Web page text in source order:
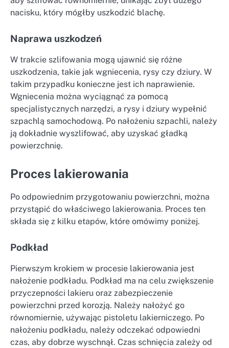
nacisku, który mógłby uszkodzić blachę.
Naprawa uszkodzeń
W trakcie szlifowania mogą ujawnić się różne
uszkodzenia, takie jak wgniecenia, rysy czy dziury. W
takim przypadku konieczne jest ich naprawienie.
Wgniecenia można wyciągnąć za pomocą
specjalistycznych narzędzi, a rysy i dziury wypełnić
szpachlą samochodową. Po nałożeniu szpachli, należy
ją dokładnie wyszlifować, aby uzyskać gładką
powierzchnię.
Proces lakierowania
Po odpowiednim przygotowaniu powierzchni, można
przystąpić do właściwego lakierowania. Proces ten
składa się z kilku etapów, które omówimy poniżej.
Podkład
Pierwszym krokiem w procesie lakierowania jest
nałożenie podkładu. Podkład ma na celu zwiększenie
przyczepności lakieru oraz zabezpieczenie
powierzchni przed korozją. Należy nałożyć go
równomiernie, używając pistoletu lakierniczego. Po
nałożeniu podkładu, należy odczekać odpowiedni
czas, aby dobrze wyschnął. Czas schnięcia zależy od